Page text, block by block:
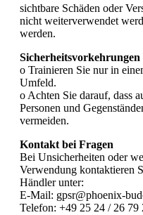
sichtbare Schäden oder
nicht weiterverwendet
werden.
o Trainieren Sie nur in
Umfeld.
o Achten Sie darauf, dass
Personen und
vermeiden.
Kontakt bei Fragen
Bei Unsicherheiten oder
Verwendung kontaktieren
Händler unter:
E-Mail: gpsr@phoenix-
Telefon: +49 25 24 / 26 79